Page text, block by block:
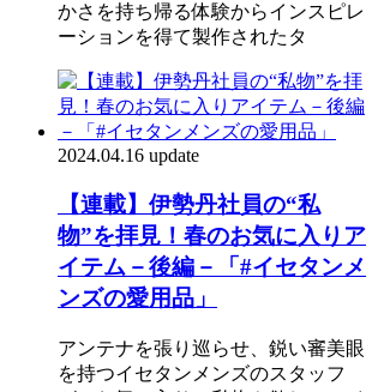
かさを持ち帰る体験からインスピレ
ーションを得て製作されたタ
2024.04.16 update
【連載】伊勢丹社員の“私
物”を拝見！春のお気に入りア
イテム－後編－「#イセタンメ
ンズの愛用品」
アンテナを張り巡らせ、鋭い審美眼
を持つイセタンメンズのスタッフ